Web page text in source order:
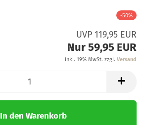
-50%
UVP 119,95 EUR
Nur 59,95 EUR
inkl. 19% MwSt. zzgl. Versand
In den Warenkorb